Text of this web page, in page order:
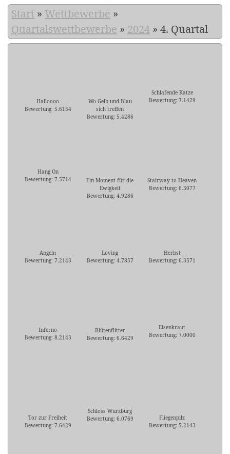
Start » Wettbewerbe »
Quartalswettbewerbe » 2024 » 4. Quartal
Halloooo
Bewertung: 5.6154
Wo Gelb und Blau
sich treffen
Bewertung: 5.4286
Schlafende Katze
Bewertung: 7.1429
Hang On
Bewertung: 7.5714
Ein Moment für die
Ewigkeit
Bewertung: 4.9286
Stairway to Heaven
Bewertung: 6.3077
Angeln
Bewertung: 7.2143
Loving
Bewertung: 4.7857
Herbst
Bewertung: 6.3571
Inferno
Bewertung: 8.2143
Blütenflitter
Bewertung: 6.6429
Eisenkraut
Bewertung: 7.0000
Tor zur Freiheit
Bewertung: 7.6429
Schloss Würzburg
Bewertung: 6.0769
Fliegenpilz
Bewertung: 5.2143